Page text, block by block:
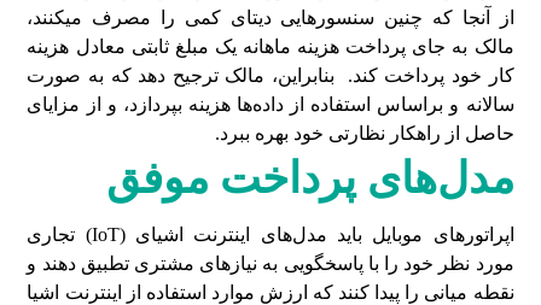
از آنجا که چنین سنسورهایی دیتای کمی را مصرف میکنند،
مالک به جای پرداخت هزینه ماهانه یک مبلغ ثابتی معادل هزینه‌
کار خود پرداخت کند. بنابراین، مالک ترجیح دهد که به صورت
سالانه و براساس استفاده از داده‌ها هزینه بپردازد، و از مزایای
حاصل از راهکار نظارتی خود بهره ببرد.
مدل‌های پرداخت موفق
اپراتورهای موبایل باید مدل‌های اینترنت اشیای (IoT) تجاری
مورد نظر خود را با پاسخگویی به نیازهای مشتری تطبیق دهند و
نقطه میانی را پیدا کنند که ارزش موارد استفاده از اینترنت اشیا